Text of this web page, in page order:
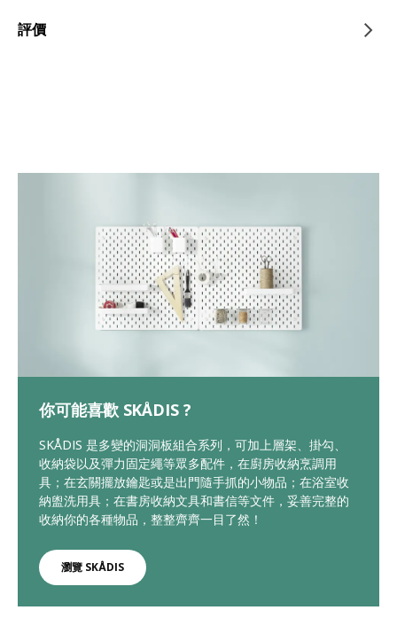
評價
你可能喜歡 SKÅDIS ?
SKÅDIS 是多變的洞洞板組合系列，可加上層架、掛勾、
收納袋以及彈力固定繩等眾多配件，在廚房收納烹調用
具；在玄關擺放鑰匙或是出門隨手抓的小物品；在浴室收
納盥洗用具；在書房收納文具和書信等文件，妥善完整的
收納你的各種物品，整整齊齊一目了然！
瀏覽 SKÅDIS